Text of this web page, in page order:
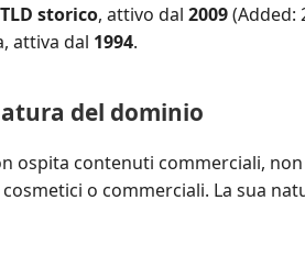
TLD storico, attivo dal 2009(Added:
attiva dal 1994.
del dominio
ospita contenuti commerciali,
o commerciali. La sua